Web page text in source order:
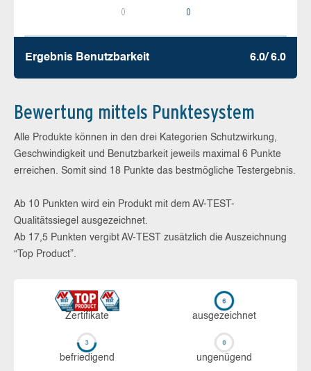
0 0
Ergebnis Benutz­barkeit 6.0/ 6.0
Bewertung mittels Punktesystem
Alle Produkte können in den drei Kategorien Schutzwirkung,
Geschwindigkeit und Benutzbarkeit jeweils maximal 6 Punkte
erreichen. Somit sind 18 Punkte das bestmögliche Testergebnis.
Ab 10 Punkten wird ein Produkt mit dem AV-TEST-
Qualitätssiegel ausgezeichnet.
Ab 17,5 Punkten vergibt AV-TEST zusätzlich die Auszeichnung
“Top Product”.
Zerti­fikate aus­ge­zeich­net
be­frie­di­gend un­ge­nü­gend